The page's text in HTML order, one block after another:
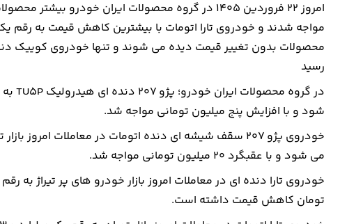
رسید
شود و با افزایش پنج میلیون تومانی مواجه شد.
می شود و با عقبگرد ۲۰ میلیون تومانی مواجه شد.
تومان کاهش قیمت داشته است.